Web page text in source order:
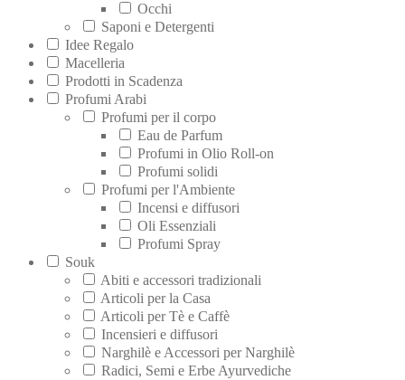
Occhi
Saponi e Detergenti
Idee Regalo
Macelleria
Prodotti in Scadenza
Profumi Arabi
Profumi per il corpo
Eau de Parfum
Profumi in Olio Roll-on
Profumi solidi
Profumi per l'Ambiente
Incensi e diffusori
Oli Essenziali
Profumi Spray
Souk
Abiti e accessori tradizionali
Articoli per la Casa
Articoli per Tè e Caffè
Incensieri e diffusori
Narghilè e Accessori per Narghilè
Radici, Semi e Erbe Ayurvediche